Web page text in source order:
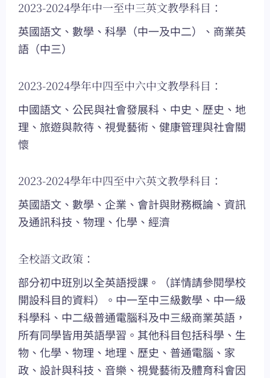
2023-2024學年中一至中三英文教學科目：
英國語文、數學、科學（中一及中二）、商業英
語（中三）
2023-2024學年中四至中六中文教學科目：
中國語文、公民與社會發展科、中史、歷史、地
理、旅遊與款待、視覺藝術、健康管理與社會關
懷
2023-2024學年中四至中六英文教學科目：
英國語文、數學、企業、會計與財務概論、資訊
及通訊科技、物理、化學、經濟
全校語文政策：
部分初中班別以全英語授課。（詳情請參閱學校
開設科目的資料）。中一至中三級數學、中一級
科學科、中二級普通電腦科及中三級商業英語，
所有同學皆用英語學習。其他科目包括科學、生
物、化學、物理、地理、歷史、普通電腦、家
政、設計與科技、音樂、視覺藝術及體育科會因